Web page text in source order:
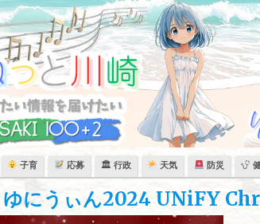
子育 応募 🏛 行政 天気 防災
ゆにうぃん2024 UNiFY